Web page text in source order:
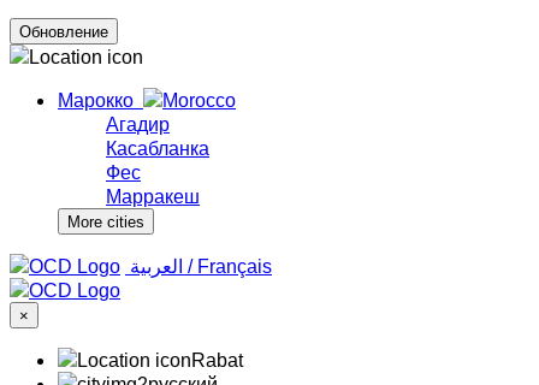
Марокко
Агадир
Касабланка
Фес
Марракеш
More cities
‏العربية ‏ / Français
×
Rabat